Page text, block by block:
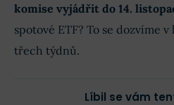
komise vyjádřit do 14.
spotové ETF? To se dozvíme
třech týdnů.
Líbil se vám